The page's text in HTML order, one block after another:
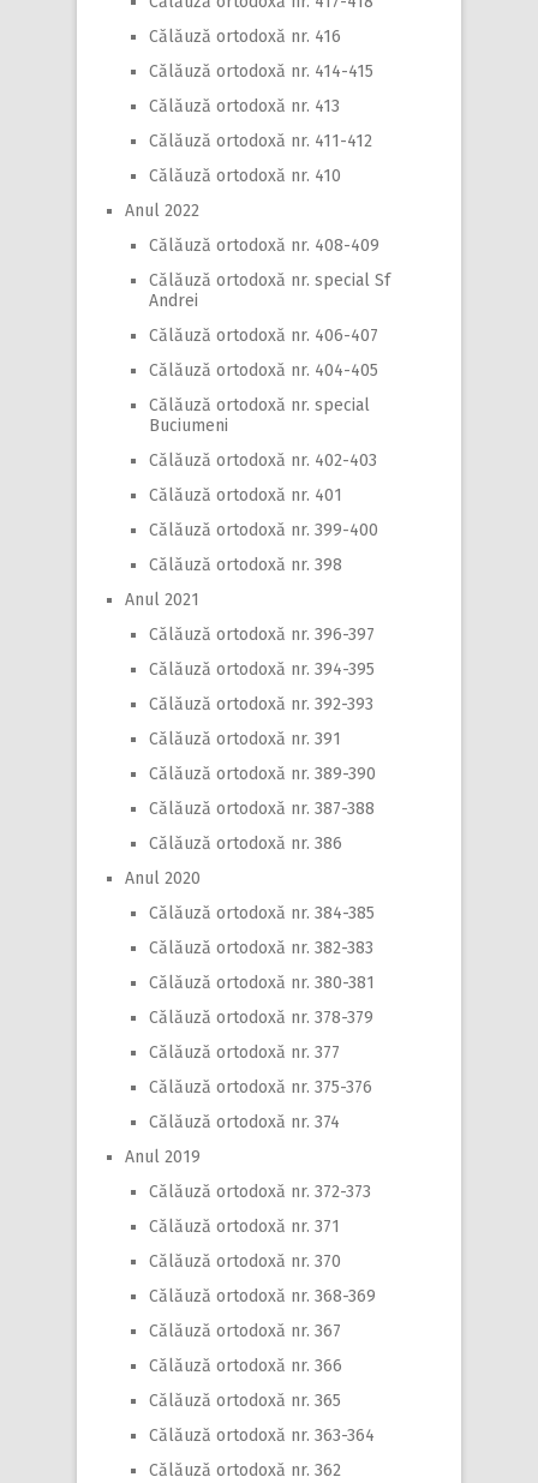
Călăuză ortodoxă nr. 416
Călăuză ortodoxă nr. 414-415
Călăuză ortodoxă nr. 413
Călăuză ortodoxă nr. 411-412
Călăuză ortodoxă nr. 410
Anul 2022
Călăuză ortodoxă nr. 408-409
Călăuză ortodoxă nr. special Sf
Andrei
Călăuză ortodoxă nr. 406-407
Călăuză ortodoxă nr. 404-405
Călăuză ortodoxă nr. special
Buciumeni
Călăuză ortodoxă nr. 402-403
Călăuză ortodoxă nr. 401
Călăuză ortodoxă nr. 399-400
Călăuză ortodoxă nr. 398
Anul 2021
Călăuză ortodoxă nr. 396-397
Călăuză ortodoxă nr. 394-395
Călăuză ortodoxă nr. 392-393
Călăuză ortodoxă nr. 391
Călăuză ortodoxă nr. 389-390
Călăuză ortodoxă nr. 387-388
Călăuză ortodoxă nr. 386
Anul 2020
Călăuză ortodoxă nr. 384-385
Călăuză ortodoxă nr. 382-383
Călăuză ortodoxă nr. 380-381
Călăuză ortodoxă nr. 378-379
Călăuză ortodoxă nr. 377
Călăuză ortodoxă nr. 375-376
Călăuză ortodoxă nr. 374
Anul 2019
Călăuză ortodoxă nr. 372-373
Călăuză ortodoxă nr. 371
Călăuză ortodoxă nr. 370
Călăuză ortodoxă nr. 368-369
Călăuză ortodoxă nr. 367
Călăuză ortodoxă nr. 366
Călăuză ortodoxă nr. 365
Călăuză ortodoxă nr. 363-364
Călăuză ortodoxă nr. 362